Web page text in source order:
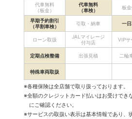
代車無料
（板金）
代車無料
（車検）
板
早期予約割引
（早割車検）
引取・納車 一
ローン取扱
JALマイレージ
付与店
VIPサ
定期点検整備 出張見積 二輪
特殊車両取扱
※各種保険は全店舗で取り扱っております。
※全額のクレジットカード払いはお受けでき
にご確認ください。
※サービスの取扱い表示は基本情報であり、